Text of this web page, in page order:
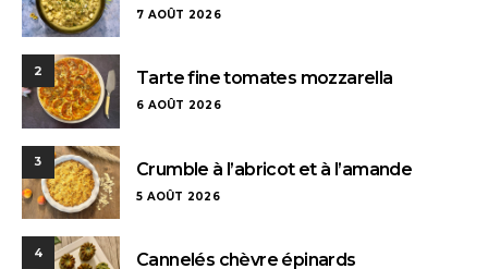
7 AOÛT 2026
2 Tarte fine tomates mozzarella
6 AOÛT 2026
3 Crumble à l’abricot et à l’amande
5 AOÛT 2026
4 Cannelés chèvre épinards